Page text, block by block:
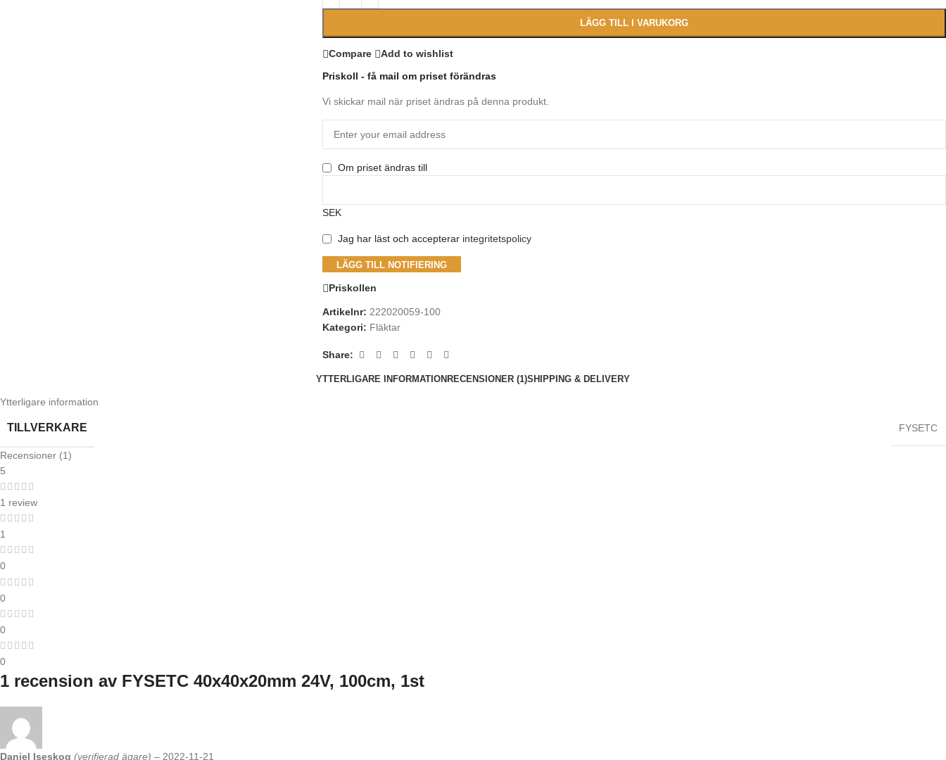
LÄGG TILL I VARUKORG
Compare
Add to wishlist
Priskoll - få mail om priset förändras
Vi skickar mail när priset ändras på denna produkt.
Om priset ändras till
SEK
Jag har läst och accepterar integritetspolicy
LÄGG TILL NOTIFIERING
Priskollen
Artikelnr: 222020059-100
Kategori: Fläktar
Share:
YTTERLIGARE INFORMATIONRECENSIONER (1)SHIPPING & DELIVERY
Ytterligare information
TILLVERKARE FYSETC
Recensioner (1)
5
1 review
1
0
0
0
0
1 recension av FYSETC 40x40x20mm 24V, 100cm, 1st
Daniel Iseskog (verifierad ägare) – 2022-11-21